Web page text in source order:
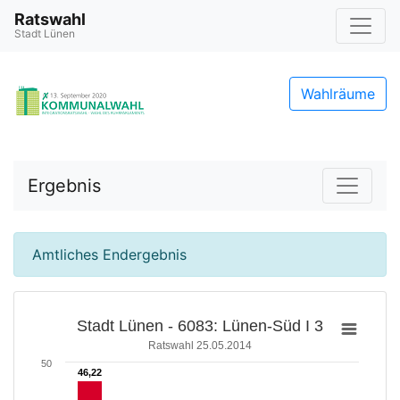
Ratswahl
Stadt Lünen
Wahlräume
Ergebnis
Amtliches Endergebnis
Stadt Lünen - 6083: Lünen-Süd I 3
Ratswahl 25.05.2014
46,22
46,22
50